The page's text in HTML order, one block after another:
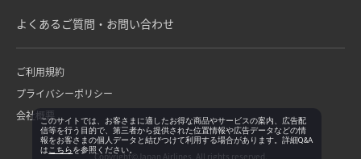
よくあるご質問・お問い合わせ
ご利用規約
プライバシーポリシー
会社概要
Copyright©Japan Airlines. All rights reserved.
このサイトでは、お客さまに適したお得な商品やサービスの案内、広告配
信等を行う目的で、第三者から提供された位置情報や広告データなどの情
報をお客さまの個人データと結びつけて利用する場合があります。詳細Q&A
は こちらを参照ください。